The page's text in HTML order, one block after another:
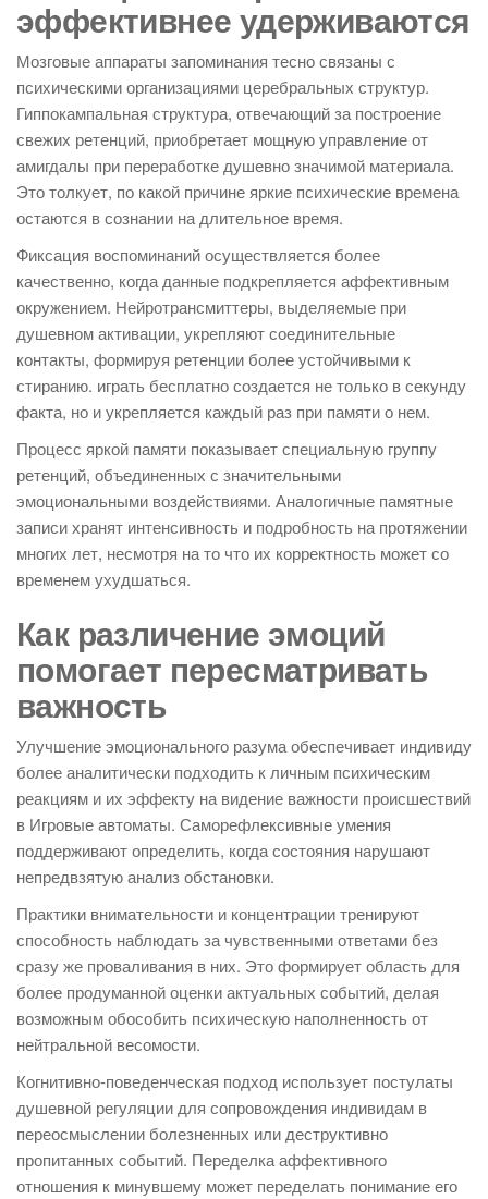
эффективнее удерживаются
Мозговые аппараты запоминания тесно связаны с
психическими организациями церебральных структур.
Гиппокампальная структура, отвечающий за построение
свежих ретенций, приобретает мощную управление от
амигдалы при переработке душевно значимой материала.
Это толкует, по какой причине яркие психические времена
остаются в сознании на длительное время.
Фиксация воспоминаний осуществляется более
качественно, когда данные подкрепляется аффективным
окружением. Нейротрансмиттеры, выделяемые при
душевном активации, укрепляют соединительные
контакты, формируя ретенции более устойчивыми к
стиранию. играть бесплатно создается не только в секунду
факта, но и укрепляется каждый раз при памяти о нем.
Процесс яркой памяти показывает специальную группу
ретенций, объединенных с значительными
эмоциональными воздействиями. Аналогичные памятные
записи хранят интенсивность и подробность на протяжении
многих лет, несмотря на то что их корректность может со
временем ухудшаться.
Как различение эмоций
помогает пересматривать
важность
Улучшение эмоционального разума обеспечивает индивиду
более аналитически подходить к личным психическим
реакциям и их эффекту на видение важности происшествий
в Игровые автоматы. Саморефлексивные умения
поддерживают определить, когда состояния нарушают
непредвзятую анализ обстановки.
Практики внимательности и концентрации тренируют
способность наблюдать за чувственными ответами без
сразу же проваливания в них. Это формирует область для
более продуманной оценки актуальных событий, делая
возможным обособить психическую наполненность от
нейтральной весомости.
Когнитивно-поведенческая подход использует постулаты
душевной регуляции для сопровождения индивидам в
переосмыслении болезненных или деструктивно
пропитанных событий. Переделка аффективного
отношения к минувшему может переделать понимание его